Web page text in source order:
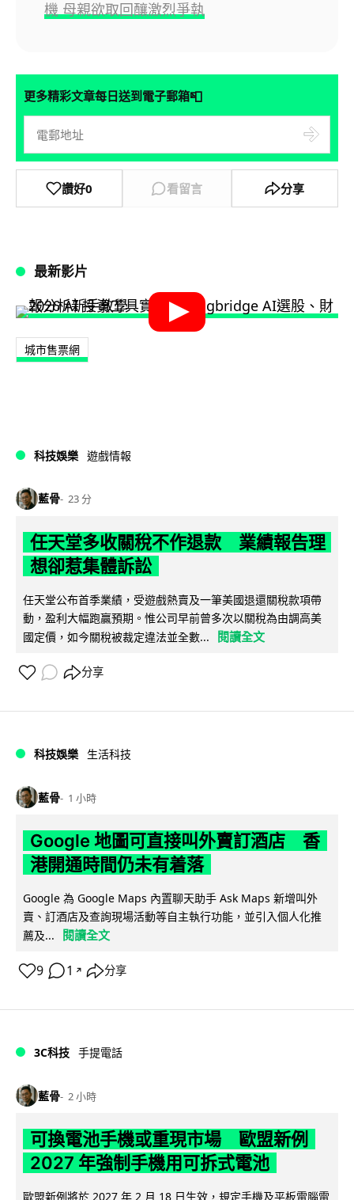
機 母親欲取回釀激烈爭執
更多精彩文章每日送到電子郵箱📮
讚好0 看留言 分享
最新影片
城市售票網
科技娛樂 遊戲情報
藍骨 23 分
任天堂多收關稅不作退款 業績報告理
想卻惹集體訴訟
任天堂公布首季業績，受遊戲熱賣及一筆美國退還關稅款項帶
動，盈利大幅跑贏預期。惟公司早前曾多次以關稅為由調高美
國定價，如今關稅被裁定違法並全數...
閱讀全文
分享
科技娛樂 生活科技
藍骨 1 小時
Google 地圖可直接叫外賣訂酒店 香
港開通時間仍未有着落
Google 為 Google Maps 內置聊天助手 Ask Maps 新增叫外
賣、訂酒店及查詢現場活動等自主執行功能，並引入個人化推
薦及...
閱讀全文
9 1 ↗ 分享
3C科技 手提電話
藍骨 2 小時
可換電池手機或重現市場 歐盟新例
2027 年強制手機用可拆式電池
歐盟新例將於 2027 年 2 月 18 日生效，規定手機及平板電腦電